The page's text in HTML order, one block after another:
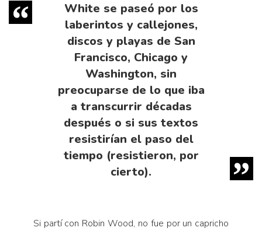
White se paseó por los
laberintos y callejones,
discos y playas de San
Francisco, Chicago y
Washington, sin
preocuparse de lo que iba
a transcurrir décadas
después o si sus textos
resistirían el paso del
tiempo (resistieron, por
cierto).
Si partí con Robin Wood, no fue por un capricho